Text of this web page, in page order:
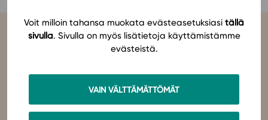
Voit milloin tahansa muokata evästeasetuksiasi tällä
sivulla. Sivulla on myös lisätietoja käyttämistämme
evästeistä.
VAIN VÄLTTÄMÄTTÖMÄT
Tietoa meistä
Eettiset periaatteet tekoälyn käyttöön
on latinan kielen verbi, joka kuvailee olemisen
tarkoitustamme osuvasti:tahdon oppia,omistaudun,opiskelen.
Olemme sähköisten oppimateriaalien kustantaja. Suunnittelemme